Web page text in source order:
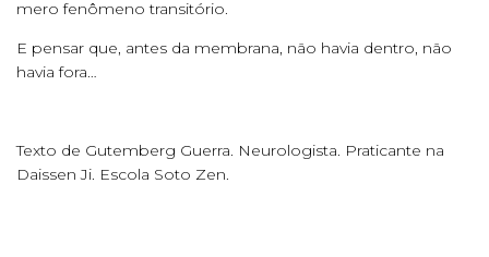
mero fenômeno transitório.
E pensar que, antes da membrana, não havia dentro, não
havia fora…
Texto de Gutemberg Guerra. Neurologista. Praticante na
Daissen Ji. Escola Soto Zen.